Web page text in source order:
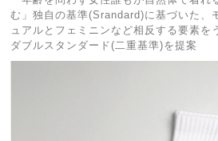
む」独自の基準(Srandard)に基づいた、
ュアルとフェミニンなど相反する要素を
ダブルスタンダード(二重基準)を提案